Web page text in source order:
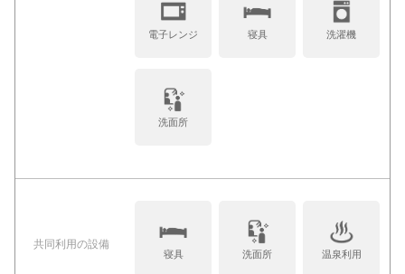
電子レンジ 寝具 洗濯機
洗面所
共同利⽤の設備
寝具 洗面所 温泉利用